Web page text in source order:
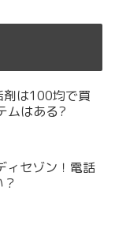
剤は100均で買
ムはある?
セゾン！電話